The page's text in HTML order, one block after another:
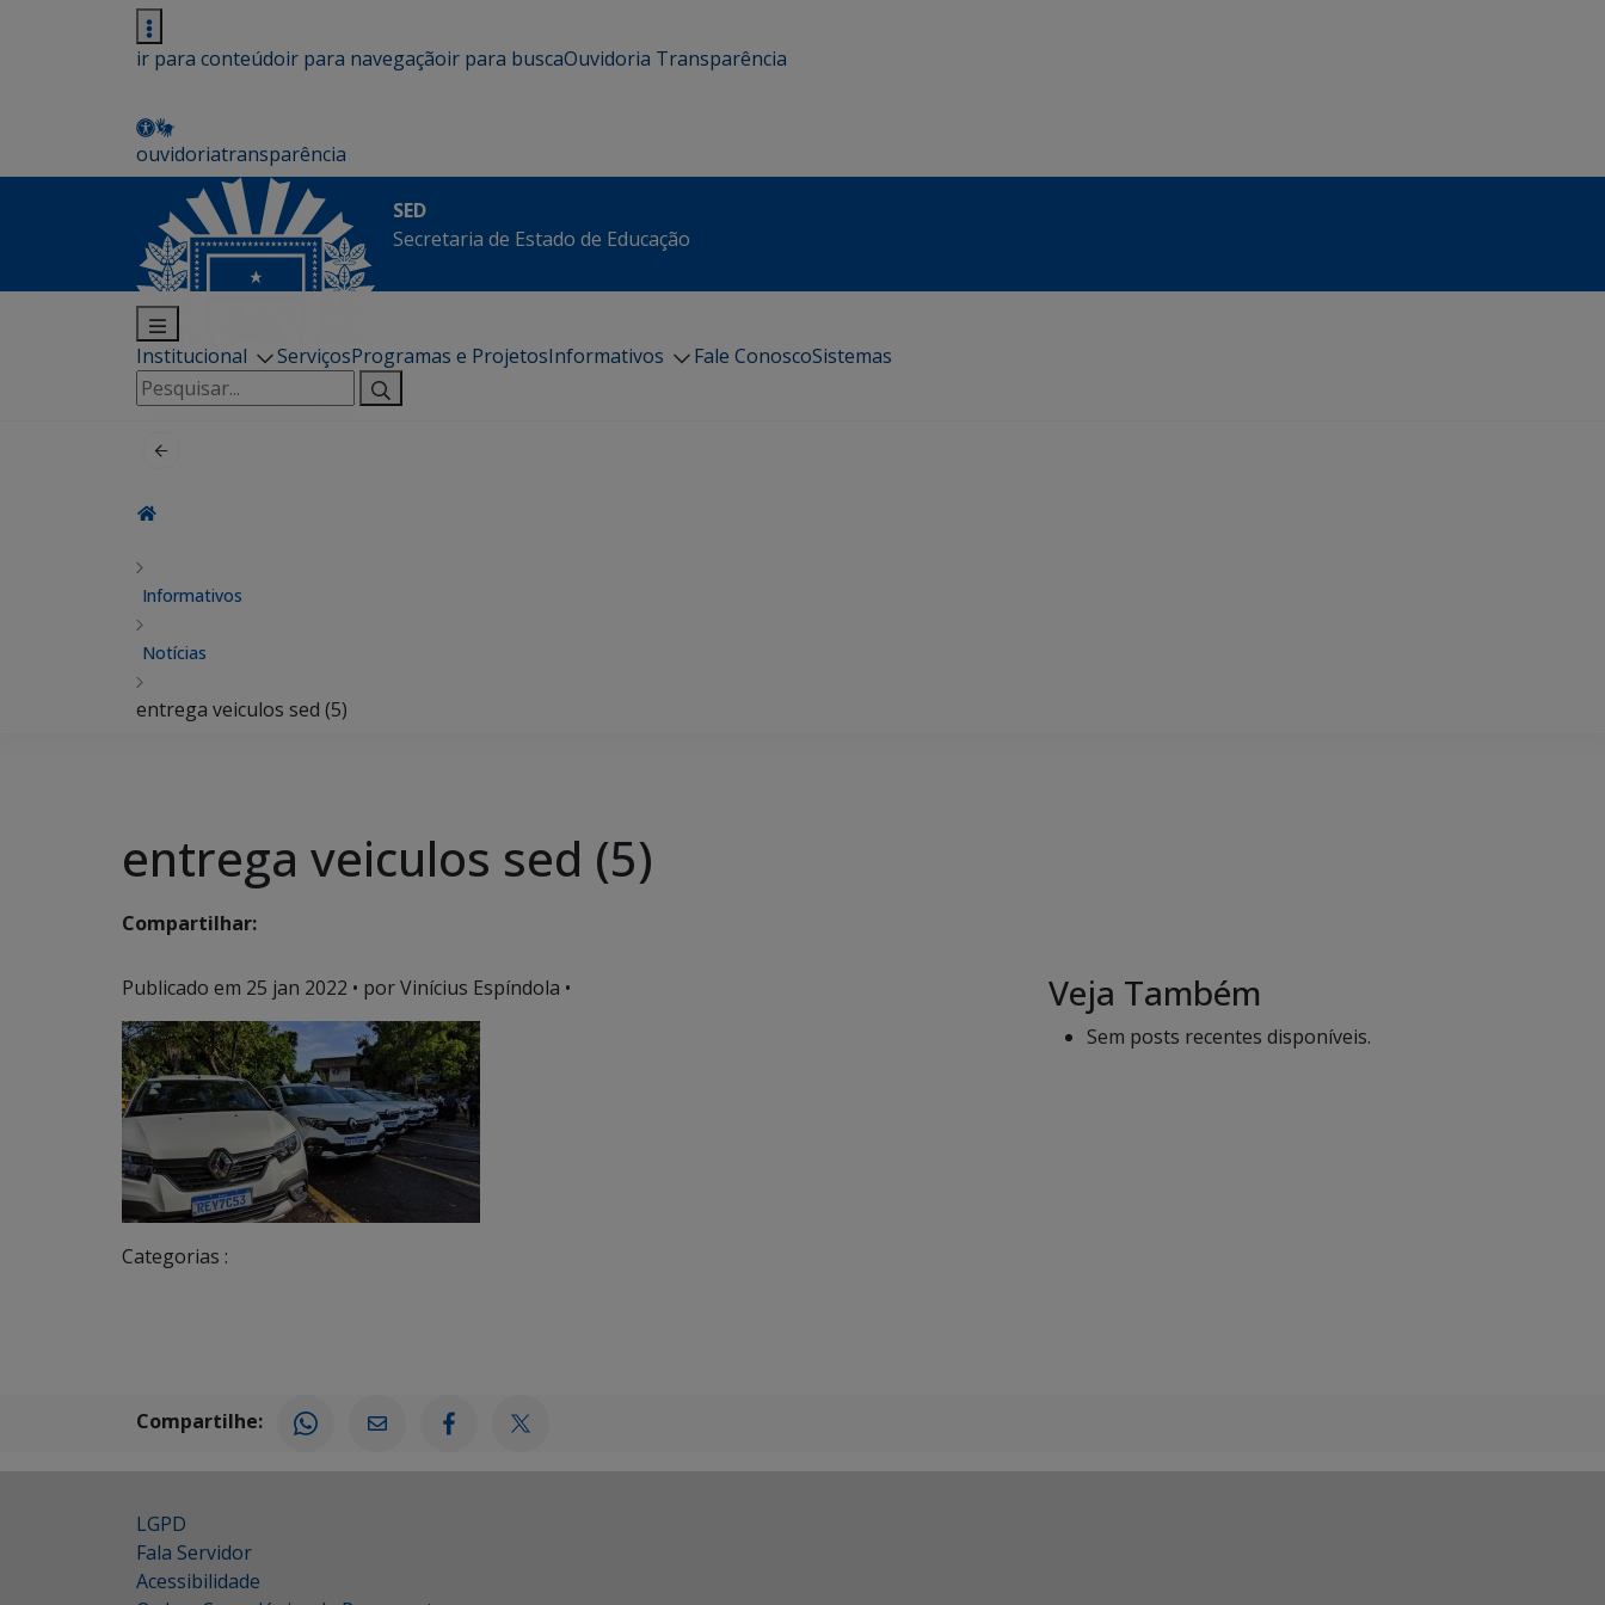
ir para conteúdoir para navegaçãoir para buscaOuvidoria Transparência
ouvidoriatransparência
SED
Secretaria de Estado de Educação
Institucional ServiçosProgramas e ProjetosInformativos Fale ConoscoSistemas
Pesquisar
por:
Informativos
Notícias
entrega veiculos sed (5)
entrega veiculos sed (5)
Compartilhar:
Publicado em 25 jan 2022 • por Vinícius Espíndola •
Categorias :
Veja Também
Sem posts recentes disponíveis.
Compartilhe:
LGPD
Fala Servidor
Acessibilidade